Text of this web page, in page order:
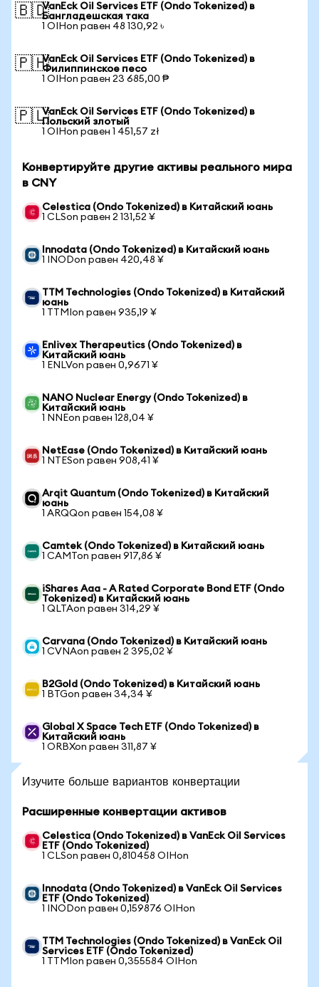
🇧🇩VanEck Oil Services ETF (Ondo Tokenized) в
Бангладешская така
1 OIHon равен 48 130,92 ৳
🇵🇭VanEck Oil Services ETF (Ondo Tokenized) в
Филиппинское песо
1 OIHon равен 23 685,00 ₱
🇵🇱VanEck Oil Services ETF (Ondo Tokenized) в
Польский злотый
1 OIHon равен 1 451,57 zł
Конвертируйте другие активы реального мира
в CNY
Celestica (Ondo Tokenized) в Китайский юань
1 CLSon равен 2 131,52 ¥
Innodata (Ondo Tokenized) в Китайский юань
1 INODon равен 420,48 ¥
TTM Technologies (Ondo Tokenized) в Китайский
юань
1 TTMIon равен 935,19 ¥
Enlivex Therapeutics (Ondo Tokenized) в
Китайский юань
1 ENLVon равен 0,9671 ¥
NANO Nuclear Energy (Ondo Tokenized) в
Китайский юань
1 NNEon равен 128,04 ¥
NetEase (Ondo Tokenized) в Китайский юань
1 NTESon равен 908,41 ¥
Arqit Quantum (Ondo Tokenized) в Китайский
юань
1 ARQQon равен 154,08 ¥
Camtek (Ondo Tokenized) в Китайский юань
1 CAMTon равен 917,86 ¥
iShares Aaa - A Rated Corporate Bond ETF (Ondo
Tokenized) в Китайский юань
1 QLTAon равен 314,29 ¥
Carvana (Ondo Tokenized) в Китайский юань
1 CVNAon равен 2 395,02 ¥
B2Gold (Ondo Tokenized) в Китайский юань
1 BTGon равен 34,34 ¥
Global X Space Tech ETF (Ondo Tokenized) в
Китайский юань
1 ORBXon равен 311,87 ¥
Изучите больше вариантов конвертации
Расширенные конвертации активов
Celestica (Ondo Tokenized) в VanEck Oil Services
ETF (Ondo Tokenized)
1 CLSon равен 0,810458 OIHon
Innodata (Ondo Tokenized) в VanEck Oil Services
ETF (Ondo Tokenized)
1 INODon равен 0,159876 OIHon
TTM Technologies (Ondo Tokenized) в VanEck Oil
Services ETF (Ondo Tokenized)
1 TTMIon равен 0,355584 OIHon